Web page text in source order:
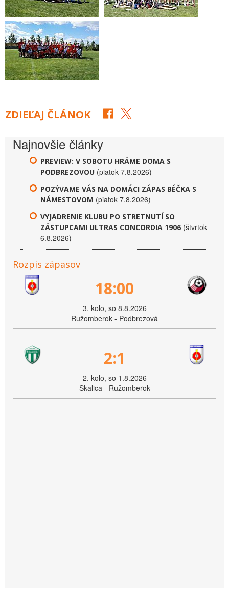
ZDIEĽAJ ČLÁNOK
Najnovšie články
PREVIEW: V SOBOTU HRÁME DOMA S
PODBREZOVOU (piatok 7.8.2026)
POZÝVAME VÁS NA DOMÁCI ZÁPAS BÉČKA S
NÁMESTOVOM (piatok 7.8.2026)
VYJADRENIE KLUBU PO STRETNUTÍ SO
ZÁSTUPCAMI ULTRAS CONCORDIA 1906 (štvrtok
6.8.2026)
Rozpis zápasov
18:00
3. kolo, so 8.8.2026
Ružomberok - Podbrezová
2:1
2. kolo, so 1.8.2026
Skalica - Ružomberok